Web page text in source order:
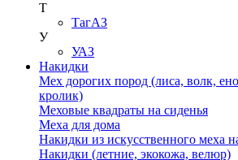
Т
ТагАЗ
У
УАЗ
Накидки
Мех дорогих пород (лиса, волк,
кролик)
Меховые квадраты на сиденья
Меха для дома
Накидки из искусственного меха
Накидки (летние, экокожа, велюр)